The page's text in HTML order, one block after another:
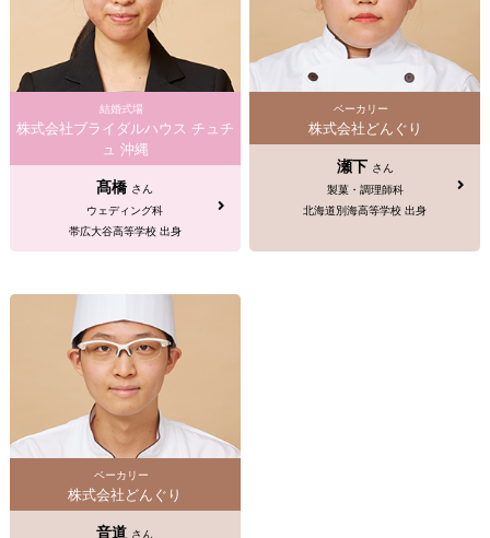
結婚式場
株式会社ブライダルハウス チュチ
ュ 沖縄
髙橋 さん
ウェディング科
帯広大谷高等学校 出身
ベーカリー
株式会社どんぐり
瀬下 さん
製菓・調理師科
北海道別海高等学校 出身
ベーカリー
株式会社どんぐり
音道 さん